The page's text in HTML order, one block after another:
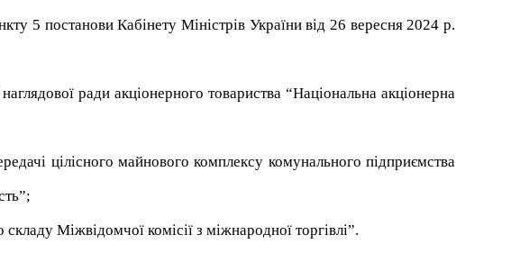
5 постанови Кабінету Міністрів України від 26 вересня 2024 р.
ради акціонерного товариства “Національна акціонерна
цілісного майнового комплексу комунального підприємства
Міжвідомчої комісії з міжнародної торгівлі”.